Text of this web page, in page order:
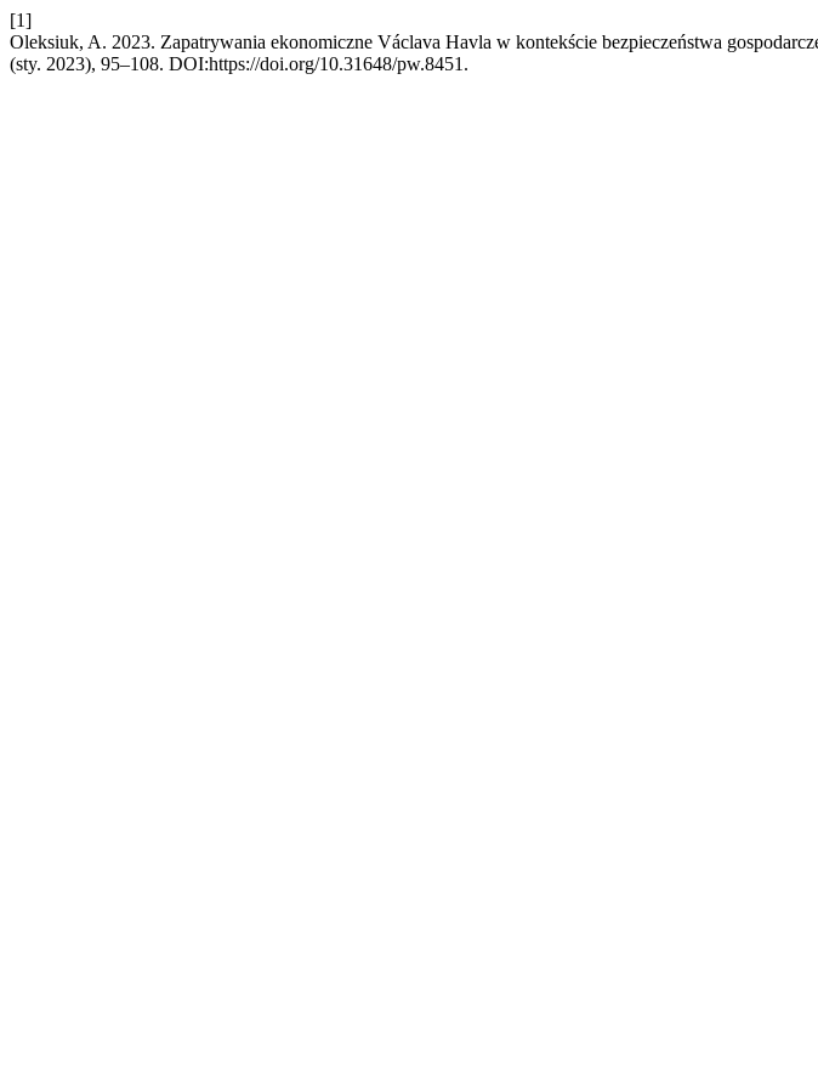
[1]
Oleksiuk, A. 2023. Zapatrywania ekonomiczne Václava Havla w kontekście bezpieczeństwa
(sty. 2023), 95–108. DOI:https://doi.org/10.31648/pw.8451.